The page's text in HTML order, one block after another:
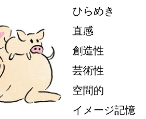
ひらめき
直感
創造性
芸術性
空間的
イメージ記憶